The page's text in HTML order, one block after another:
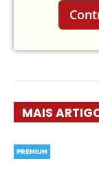
MAIS
PREMIUM